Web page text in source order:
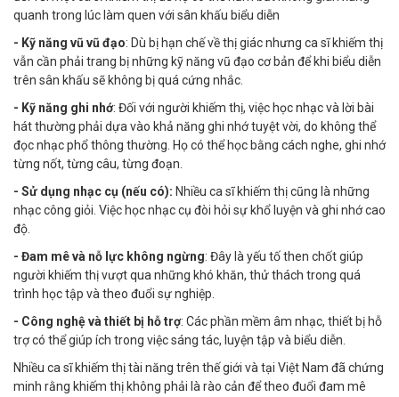
quanh trong lúc làm quen với sân khấu biểu diễn
- Kỹ năng vũ vũ đạo: Dù bị hạn chế về thị giác nhưng ca sĩ khiếm thị
vẫn cần phải trang bị những kỹ năng vũ đạo cơ bản để khi biểu diễn
trên sân khấu sẽ không bị quá cứng nhắc.
- Kỹ năng ghi nhớ: Đối với người khiếm thị, việc học nhạc và lời bài
hát thường phải dựa vào khả năng ghi nhớ tuyệt vời, do không thể
đọc nhạc phổ thông thường. Họ có thể học bằng cách nghe, ghi nhớ
từng nốt, từng câu, từng đoạn.
- Sử dụng nhạc cụ (nếu có): Nhiều ca sĩ khiếm thị cũng là những
nhạc công giỏi. Việc học nhạc cụ đòi hỏi sự khổ luyện và ghi nhớ cao
độ.
- Đam mê và nỗ lực không ngừng: Đây là yếu tố then chốt giúp
người khiếm thị vượt qua những khó khăn, thử thách trong quá
trình học tập và theo đuổi sự nghiệp.
- Công nghệ và thiết bị hỗ trợ: Các phần mềm âm nhạc, thiết bị hỗ
trợ có thể giúp ích trong việc sáng tác, luyện tập và biểu diễn.
Nhiều ca sĩ khiếm thị tài năng trên thế giới và tại Việt Nam đã chứng
minh rằng khiếm thị không phải là rào cản để theo đuổi đam mê